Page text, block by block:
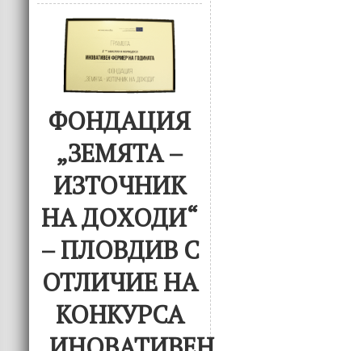
ФОНДАЦИЯ
„ЗЕМЯТА –
ИЗТОЧНИК
НА ДОХОДИ“
– ПЛОВДИВ С
ОТЛИЧИЕ НА
КОНКУРСА